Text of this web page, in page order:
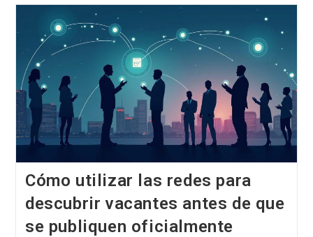
Para
Simular
Entrevistas
De
Trabajo
Practicar
Tus
Respuestas
Cómo utilizar las redes para
descubrir vacantes antes de que
se publiquen oficialmente